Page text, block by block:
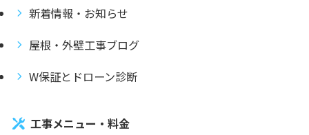
新着情報・お知らせ
屋根・外壁工事ブログ
W保証とドローン診断
工事メニュー・料金